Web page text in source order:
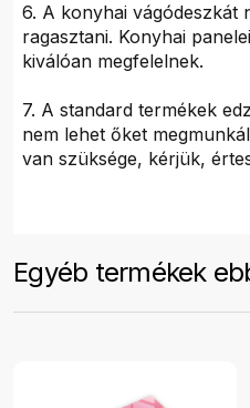
6. A konyhai vágódeszkát
ragasztani. Konyhai
kiválóan megfelelnek.
7. A standard termékek
nem lehet őket
van szüksége, kérjük,
Egyéb termékek